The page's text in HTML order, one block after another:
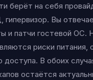
берёт на себя
Вы
и патчи гостевой ОС.
риски питания,
доступа. В обоих
остаётся